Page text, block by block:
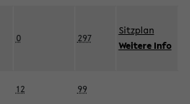
0 297
Sitzplan
Weitere Info
12 99